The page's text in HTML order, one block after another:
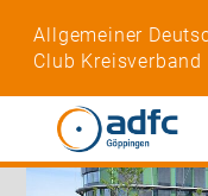
Allgemeiner
Club Kreisverband